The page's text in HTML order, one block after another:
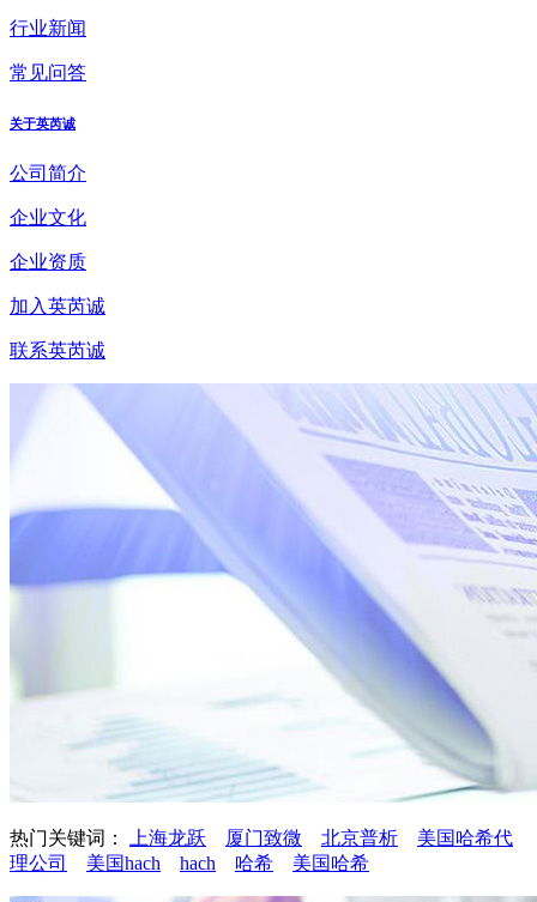
行业新闻
常见问答
关于英芮诚
公司简介
企业文化
企业资质
加入英芮诚
联系英芮诚
热门关键词： 上海龙跃 厦门致微 北京普析
美国哈希代
理公司
美国hach hach 哈希 美国哈希